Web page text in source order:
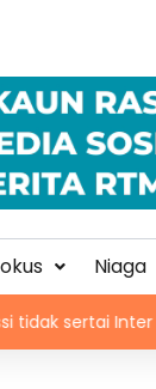
Niaga
Miami